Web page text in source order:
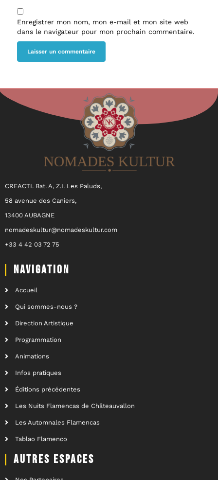
Enregistrer mon nom, mon e-mail et mon site web
dans le navigateur pour mon prochain commentaire.
CREACTI. Bat. A, Z.I. Les Paluds,
58 avenue des Caniers,
13400 AUBAGNE
nomadeskultur@nomadeskultur.com
+33 4 42 03 72 75
NAVIGATION
Accueil
Qui sommes-nous ?
Direction Artistique
Programmation
Animations
Infos pratiques
Éditions précédentes
Les Nuits Flamencas de Châteauvallon
Les Automnales Flamencas
Tablao Flamenco
AUTRES ESPACES